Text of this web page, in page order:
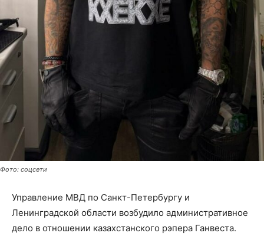
Фото: соцсети
Управление МВД по Санкт-Петербургу и
Ленинградской области возбудило административное
дело в отношении казахстанского рэпера Ганвеста.